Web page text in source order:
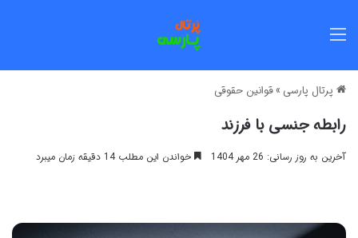
پرتال پارسی »قوانین حقوقی
رابطه جنسی با فرزند
آخرین به روز رسانی: 26 مهر 1404 خواندن این مطلب 14 دقیقه زمان میبرد